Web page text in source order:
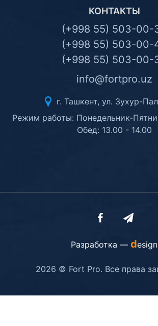
КОНТАКТЫ
(+998 55) 503-00-
(+998 55) 503-00-
(+998 55) 503-00-
info@fortpro.uz
г. Ташкент, ул. Зухур-
Режим работы: Понедельник-
Обед: 13.00 - 14.00
Разработка — design
2026 © Fort Pro. Все права